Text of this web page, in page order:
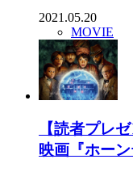
2021.05.20
MOVIE
【読者プレ
映画『ホー